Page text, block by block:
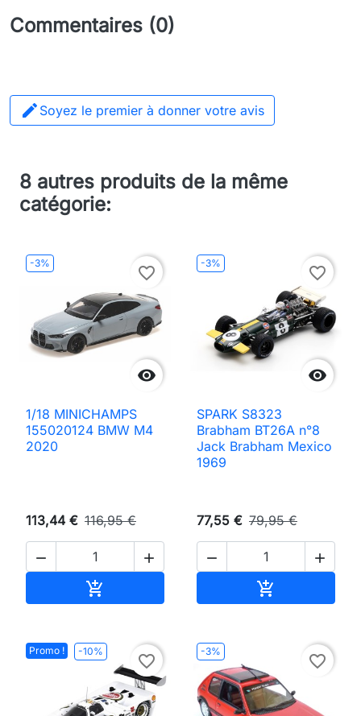
Commentaires (0)
 Soyez le premier à donner votre avis
8 autres produits de la même
catégorie:
-3%

favorite_border
1/18 MINICHAMPS
155020124 BMW M4
2020
113,44 € 116,95 €
 

-3%

favorite_border
SPARK S8323
Brabham BT26A n°8
Jack Brabham Mexico
1969
77,55 € 79,95 €
 

Promo ! -10%
favorite_border
-3%
favorite_border